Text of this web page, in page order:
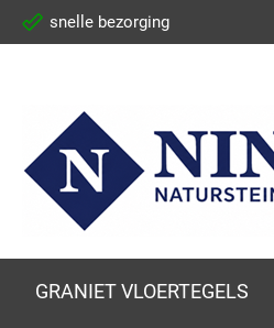
snelle bezorging
GRANIET VLOERTEGELS